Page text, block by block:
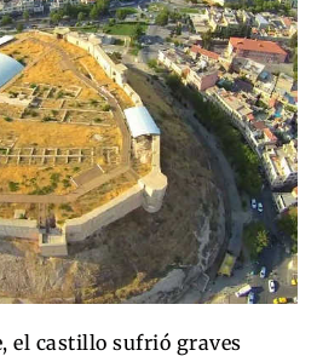
el castillo sufrió graves